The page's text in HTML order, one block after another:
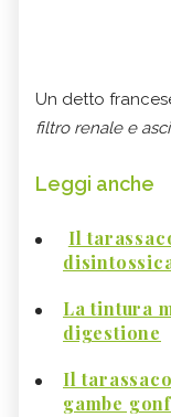
Un detto
filtro renale e
Leggi anche
Il
La tintura
digestione
Il
gambe